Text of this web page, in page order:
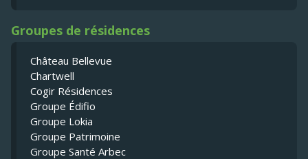
Groupes de résidences
Château Bellevue
Chartwell
Cogir Résidences
Groupe Édifio
Groupe Lokia
Groupe Patrimoine
Groupe Santé Arbec